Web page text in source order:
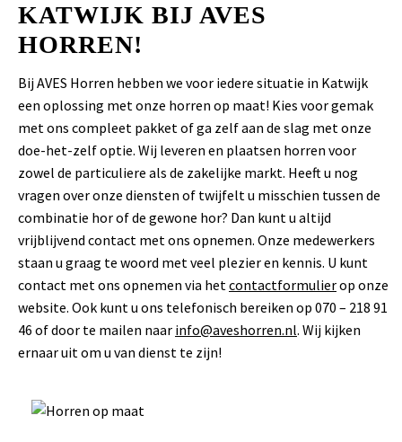
KATWIJK BIJ AVES
HORREN!
Bij AVES Horren hebben we voor iedere situatie in Katwijk
een oplossing met onze horren op maat! Kies voor gemak
met ons compleet pakket of ga zelf aan de slag met onze
doe-het-zelf optie. Wij leveren en plaatsen horren voor
zowel de particuliere als de zakelijke markt. Heeft u nog
vragen over onze diensten of twijfelt u misschien tussen de
combinatie hor of de gewone hor? Dan kunt u altijd
vrijblijvend contact met ons opnemen. Onze medewerkers
staan u graag te woord met veel plezier en kennis. U kunt
contact met ons opnemen via hetcontactformulierop onze
website. Ook kunt u ons telefonisch bereiken op 070 – 218 91
46 of door te mailen naar info@aveshorren.nl. Wij kijken
ernaar uit om u van dienst te zijn!